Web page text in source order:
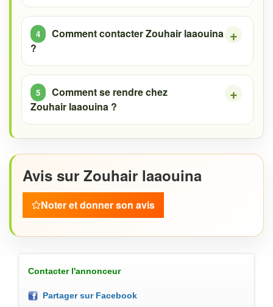
Comment contacter Zouhair laaouina
?
Comment se rendre chez
Zouhair laaouina ?
Avis sur Zouhair laaouina
Noter et donner son avis
Contacter l'annonceur
Partager sur Facebook